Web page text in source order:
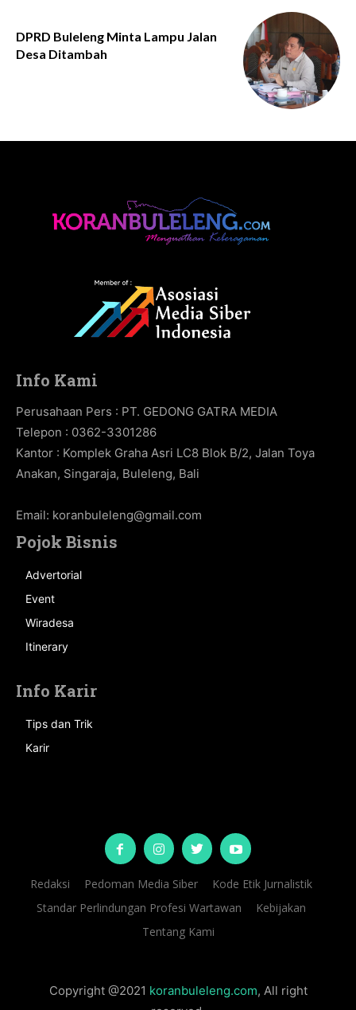
DPRD Buleleng Minta Lampu Jalan
Desa Ditambah
Info Kami
Perusahaan Pers : PT. GEDONG GATRA MEDIA
Telepon : 0362-3301286
Kantor : Komplek Graha Asri LC8 Blok B/2, Jalan Toya
Anakan, Singaraja, Buleleng, Bali
Email: koranbuleleng@gmail.com
Pojok Bisnis
Advertorial
Event
Wiradesa
Itinerary
Info Karir
Tips dan Trik
Karir
Redaksi Pedoman Media Siber
Kode Etik Jurnalistik
Standar Perlindungan Profesi Wartawan
Kebijakan
Tentang Kami
Copyright @2021 koranbuleleng.com, All right